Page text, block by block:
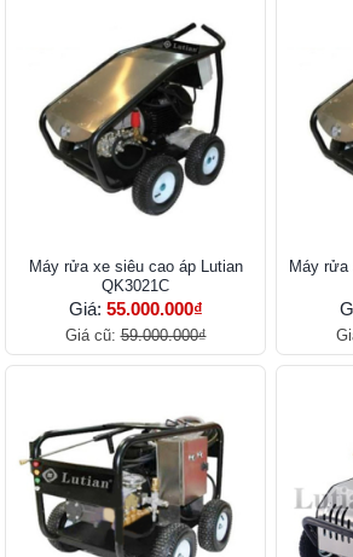
Máy rửa xe siêu cao áp Lutian
QK3021C
Giá: 55.000.000₫
Giá cũ:59.000.000₫
Máy rửa